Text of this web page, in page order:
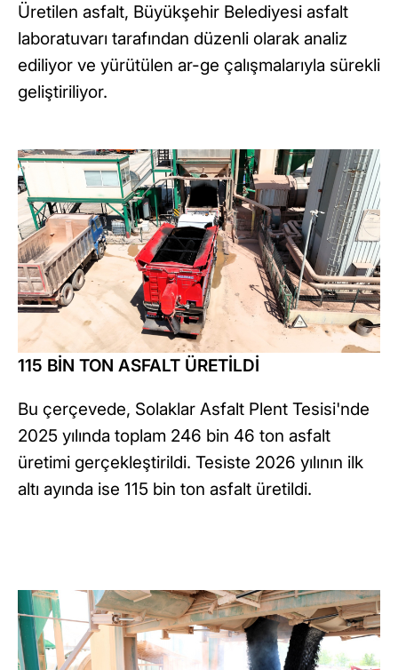
Üretilen asfalt, Büyükşehir Belediyesi asfalt
laboratuvarı tarafından düzenli olarak analiz
ediliyor ve yürütülen ar-ge çalışmalarıyla sürekli
geliştiriliyor.
115 BİN TON ASFALT ÜRETİLDİ
Bu çerçevede, Solaklar Asfalt Plent Tesisi'nde
2025 yılında toplam 246 bin 46 ton asfalt
üretimi gerçekleştirildi. Tesiste 2026 yılının ilk
altı ayında ise 115 bin ton asfalt üretildi.